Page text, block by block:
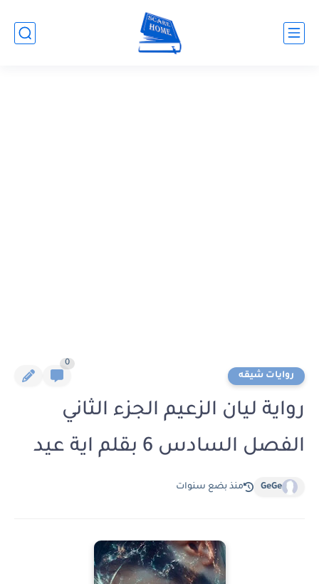
روايات شيقه
0
رواية ليان الزعيم الجزء الثاني
الفصل السادس 6 بقلم اية عيد
GeGe منذ بضع سنوات